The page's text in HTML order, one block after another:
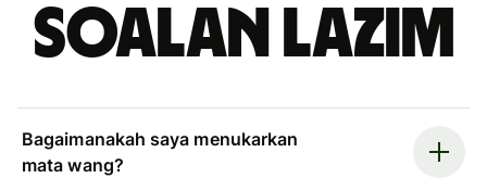
Soalan Lazim
Bagaimanakah saya menukarkan
mata wang?